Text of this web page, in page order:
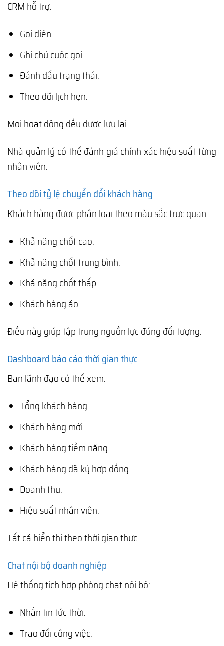
CRM hỗ trợ:
Gọi điện.
Ghi chú cuộc gọi.
Đánh dấu trạng thái.
Theo dõi lịch hẹn.
Mọi hoạt động đều được lưu lại.
Nhà quản lý có thể đánh giá chính xác hiệu suất từng
nhân viên.
Theo dõi tỷ lệ chuyển đổi khách hàng
Khách hàng được phân loại theo màu sắc trực quan:
Khả năng chốt cao.
Khả năng chốt trung bình.
Khả năng chốt thấp.
Khách hàng ảo.
Điều này giúp tập trung nguồn lực đúng đối tượng.
Dashboard báo cáo thời gian thực
Ban lãnh đạo có thể xem:
Tổng khách hàng.
Khách hàng mới.
Khách hàng tiềm năng.
Khách hàng đã ký hợp đồng.
Doanh thu.
Hiệu suất nhân viên.
Tất cả hiển thị theo thời gian thực.
Chat nội bộ doanh nghiệp
Hệ thống tích hợp phòng chat nội bộ:
Nhắn tin tức thời.
Trao đổi công việc.